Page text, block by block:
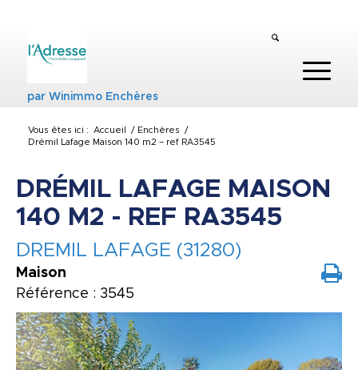
parWinimmo Enchères
Vous êtes ici : Accueil / Enchères
/
Drémil Lafage Maison 140 m2 – ref RA3545
DRÉMIL LAFAGE MAISON
140 M2 - REF RA3545
DREMIL LAFAGE (31280)
Maison
Référence : 3545